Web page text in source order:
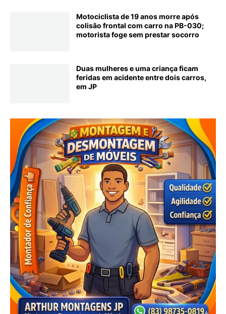
Motociclista de 19 anos morre após
colisão frontal com carro na PB-030;
motorista foge sem prestar socorro
Duas mulheres e uma criança ficam
feridas em acidente entre dois carros,
em JP